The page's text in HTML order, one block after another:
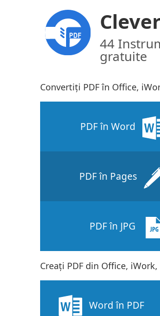
44
gratuite
Convertiți PDF în Office,
PDF în Word
PDF în Pages
PDF în JPG
Creați PDF din Office,
Word în PDF